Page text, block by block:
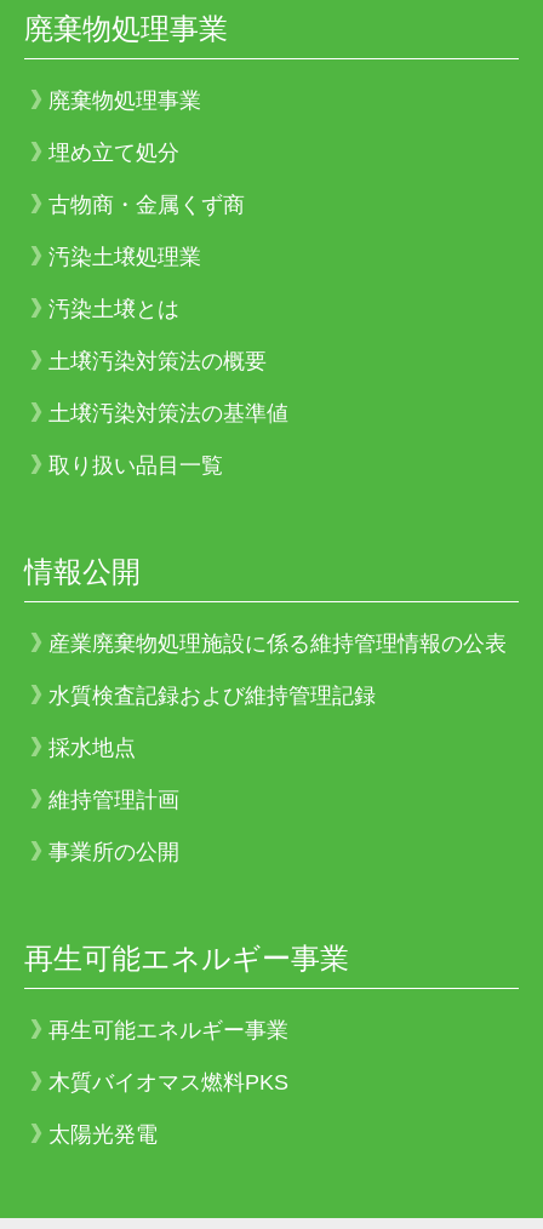
廃棄物処理事業
廃棄物処理事業
埋め立て処分
古物商・金属くず商
汚染土壌処理業
汚染土壌とは
土壌汚染対策法の概要
土壌汚染対策法の基準値
取り扱い品目一覧
情報公開
産業廃棄物処理施設に係る維持管理情報の公表
水質検査記録および維持管理記録
採水地点
維持管理計画
事業所の公開
再生可能エネルギー事業
再生可能エネルギー事業
木質バイオマス燃料PKS
太陽光発電